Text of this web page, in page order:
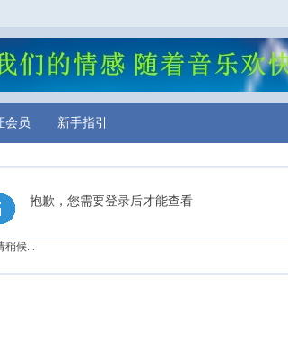
会员 新手指引
抱歉，您需要登录后才能查看
稍候...